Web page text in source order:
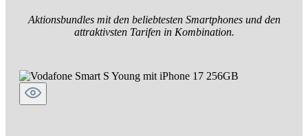
Aktionsbundles mit den beliebtesten Smartphones und den
attraktivsten Tarifen in Kombination.